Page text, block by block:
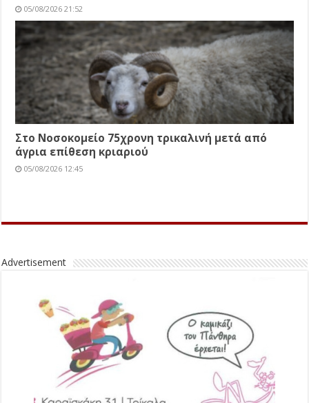
05/08/2026 21:52
Στο Νοσοκομείο 75χρονη τρικαλινή μετά από
άγρια επίθεση κριαριού
05/08/2026 12:45
Advertisement